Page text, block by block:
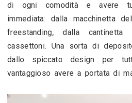
di ogni comodità e avere
immediata: dalla macchinetta
freestanding, dalla
cassettoni. Una sorta di
dallo spiccato design per
vantaggioso avere a portata di